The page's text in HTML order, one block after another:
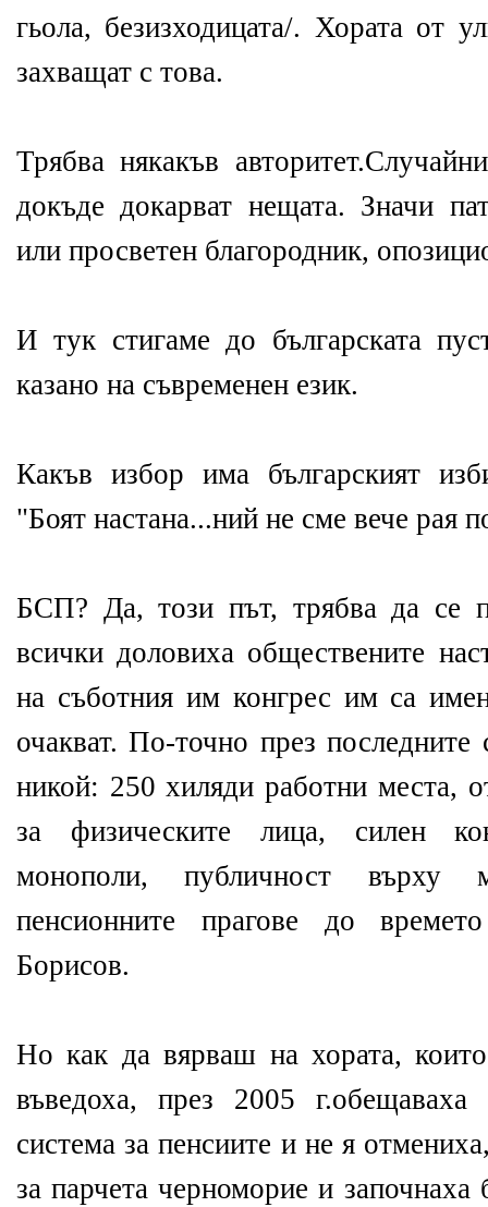
гьола, безизходицата/. Хората от
захващат с това.
Трябва някакъв
докъде докарват нещата. Значи
или просветен благородник,
И тук стигаме до българската
казано на съвременен език.
Какъв избор има българският
"Боят настана...ний не сме вече рая
БСП? Да, този път, трябва да се
всички доловиха обществените
на съботния им конгрес им са
очакват. По-точно през
никой: 250 хиляди работни места,
за физическите лица, силен
монополи, публичност върху
пенсионните прагове до
Борисов.
Но как да вярваш на хората,
въведоха, през 2005 г.обещаваха
система за пенсиите и не я
за парчета черноморие и